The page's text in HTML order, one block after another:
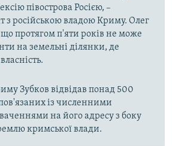
півострова Росією, –
з російською владою Криму. Олег
що протягом п'яти років не може
на земельні ділянки, де
Зубков відвідав понад 500
із численними
на його адресу з боку
кримської влади.